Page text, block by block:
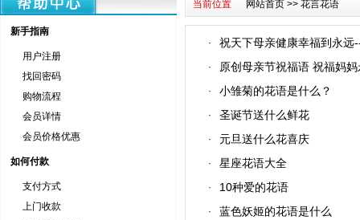
新手指南
用户注册
找回密码
购物流程
会员详情
会员价格优惠
如何付款
支付方式
上门收款
当前位置 网站首页 >> 花言花语
· 祝天下母亲健康幸福到永远
· 原创母亲节祝福语 祝福妈
· 小雏菊的花语是什么？
· 圣诞节送什么鲜花
· 元旦送什么花喜庆
· 星座花语大全
· 10种爱的花语
· 蓝色妖姬的花语是什么